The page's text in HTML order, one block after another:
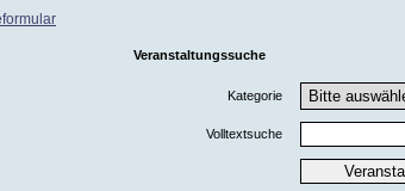
Veranstaltungssuche
Kategorie
Volltextsuche